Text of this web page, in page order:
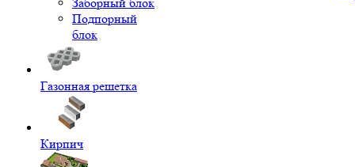
Подпорный
блок
Газонная решетка
Кирпич